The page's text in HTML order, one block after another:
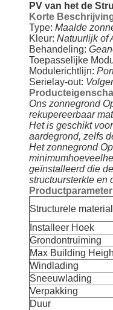
PV van het de
Korte
Type: Maalde
Kleur: Natuurlijk of
Behandeling:
Toepasselijke
Modulerichtlijn:
Serielay-out:
Ons zonnegrond
rekupereerbaar
Het is geschikt
aardegrond, zelfs
Het zonnegrond
geïnstalleerd die
structuursterkte en
Structurele
Installeer Hoek
Grondontruiming
Max Building
Windlading
Sneeuwlading
Verpakking
Duur